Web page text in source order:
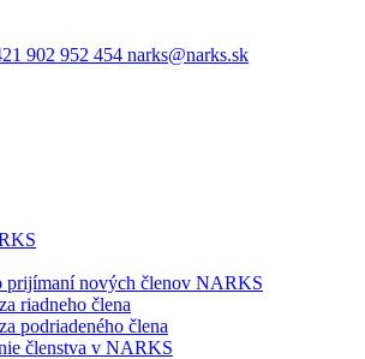
902 952 454 narks@narks.sk
prijímaní nových členov NARKS
riadneho člena
podriadeného člena
členstva v NARKS